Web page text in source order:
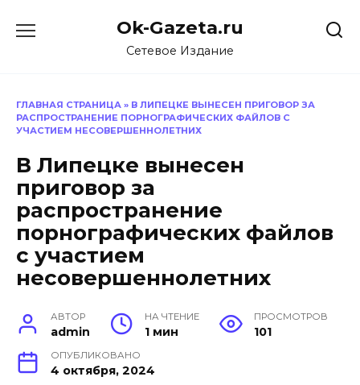
Ok-Gazeta.ru
Сетевое Издание
ГЛАВНАЯ СТРАНИЦА » В ЛИПЕЦКЕ ВЫНЕСЕН ПРИГОВОР ЗА
РАСПРОСТРАНЕНИЕ ПОРНОГРАФИЧЕСКИХ ФАЙЛОВ С
УЧАСТИЕМ НЕСОВЕРШЕННОЛЕТНИХ
В Липецке вынесен
приговор за
распространение
порнографических файлов
с участием
несовершеннолетних
АВТОР
admin
НА ЧТЕНИЕ
1 мин
ПРОСМОТРОВ
101
ОПУБЛИКОВАНО
4 октября, 2024